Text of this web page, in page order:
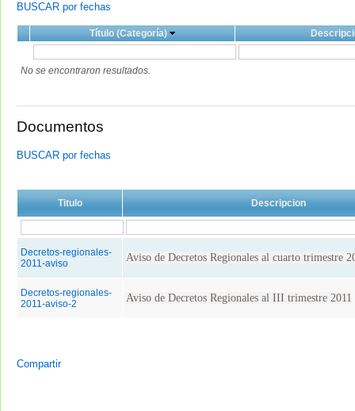
BUSCAR por fechas
Título (Categoría)
No se encontraron resultados.
Documentos
BUSCAR por fechas
Titulo Descripcion
Decretos-regionales-
2011-aviso
Aviso de Decretos Regionales al cuarto trimestre
Decretos-regionales-
2011-aviso-2
Aviso de Decretos Regionales al III trimestre 2011
Compartir